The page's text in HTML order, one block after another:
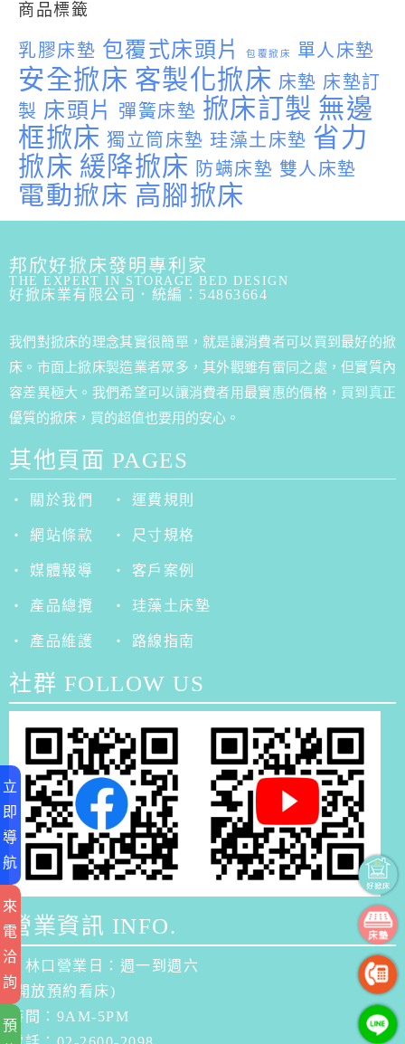
商品標籤
乳膠床墊 包覆式床頭片 包覆掀床 單人床墊
安全掀床 客製化掀床 床墊 床墊訂
製 床頭片 彈簧床墊 掀床訂製 無邊
框掀床 獨立筒床墊 珪藻土床墊 省力
掀床 緩降掀床 防螨床墊 雙人床墊
電動掀床 高腳掀床
邦欣好掀床發明專利家
THE EXPERT IN STORAGE BED DESIGN
好掀床業有限公司．統編：54863664
我們對掀床的理念其實很簡單，就是讓消費者可以買到最好的掀
床。市面上掀床製造業者眾多，其外觀雖有雷同之處，但實質內
容差異極大。我們希望可以讓消費者用最實惠的價格，買到真正
優質的掀床，買的超值也要用的安心。
其他頁面 PAGES
‧ 關於我們 ‧ 運費規則
‧ 網站條款 ‧ 尺寸規格
‧ 媒體報導 ‧ 客戶案例
‧ 產品總攬 ‧ 珪藻土床墊
‧ 產品維護 ‧ 路線指南
社群 FOLLOW US
營業資訊 INFO.
．林口營業日：週一到週六
(開放預約看床)
時間：9AM-5PM
立
即
導
航
來
電
洽
詢
預